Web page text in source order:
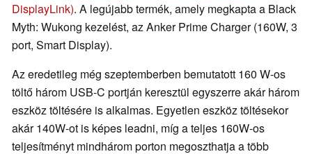
DisplayLink). A legújabb termék, amely megkapta a Black
Myth: Wukong kezelést, az Anker Prime Charger (160W, 3
port, Smart Display).
Az eredetileg még szeptemberben bemutatott 160 W-os
töltő három USB-C portján keresztül egyszerre akár három
eszköz töltésére is alkalmas. Egyetlen eszköz töltésekor
akár 140W-ot is képes leadni, míg a teljes 160W-os
teljesítményt mindhárom porton megoszthatja a több